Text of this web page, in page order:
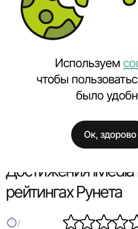
Достижения iMedia в рейтингах
Достижения iMedia
рейтингах Рунета
Используем
чтобы
было
Ок, здорово